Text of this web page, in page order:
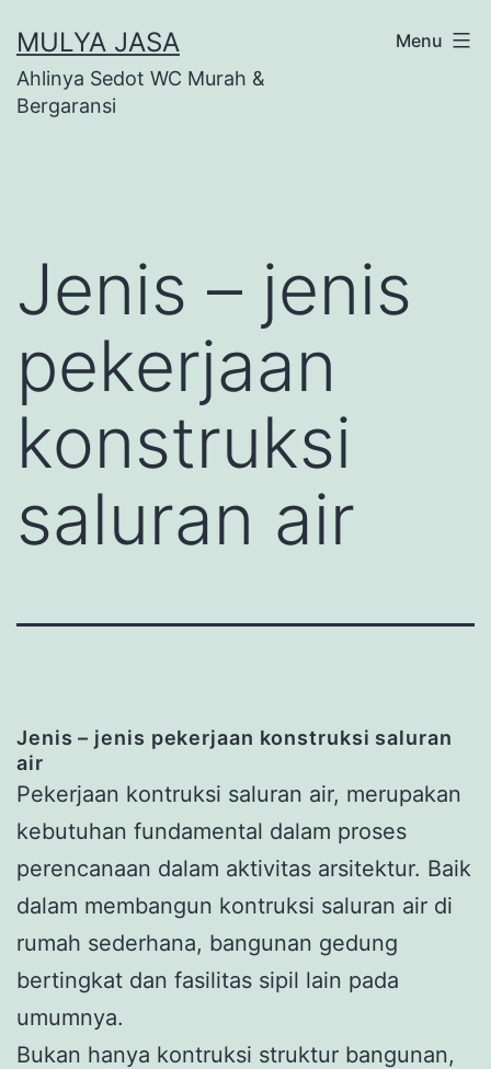
to
content
MULYA JASA
Ahlinya Sedot WC Murah &
Bergaransi
Menu
Jenis – jenis
pekerjaan
konstruksi
saluran air
Jenis – jenis pekerjaan konstruksi saluran
air
Pekerjaan kontruksi saluran air, merupakan
kebutuhan fundamental dalam proses
perencanaan dalam aktivitas arsitektur. Baik
dalam membangun kontruksi saluran air di
rumah sederhana, bangunan gedung
bertingkat dan fasilitas sipil lain pada
umumnya.
Bukan hanya kontruksi struktur bangunan,